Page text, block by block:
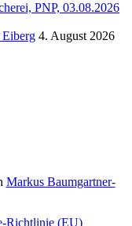
PNP, 03.08.2026
Eiberg 4. August 2026
Markus Baumgartner-
Richtlinie (EU)